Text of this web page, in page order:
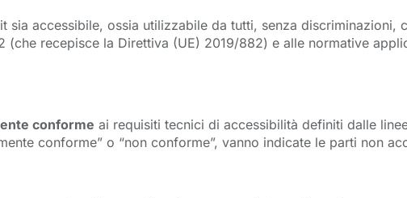
accessibile, ossia utilizzabile da tutti, senza discriminazioni,
recepisce la Direttiva (UE) 2019/882) e alle normative
conforme ai requisiti tecnici di accessibilità definiti dalle
conforme” o “non conforme”, vanno indicate le parti non